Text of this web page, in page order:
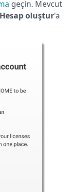
geçin. Mevcut
Hesap oluştur'a